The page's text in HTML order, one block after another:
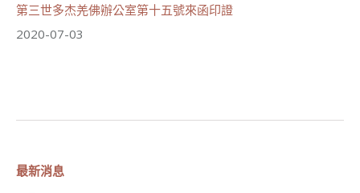
第三世多杰羌佛辦公室第十五號來函印證
2020-07-03
最新消息